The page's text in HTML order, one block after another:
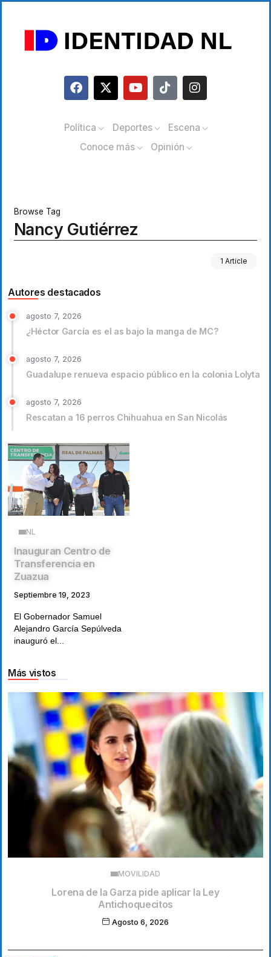
Política Deportes
Escena
Conoce más
Opinión
Browse Tag
Nancy Gutiérrez
1 Article
Autores destacados
agosto 7, 2026
¿Héctor García es el as bajo la manga de MC?
agosto 7, 2026
Guadalupe renueva espacio público en la colonia Lolyta
agosto 7, 2026
Rescatan a 16 perros Chihuahua en San Nicolás
NL
Inauguran Centro de
Transferencia en
Zuazua
Septiembre 19, 2023
El Gobernador Samuel
Alejandro García Sepúlveda
inauguró el...
Más vistos
MOVILIDAD
Lorena de la Garza pide aplicar la Ley
Antichoquecitos
Agosto 6, 2026